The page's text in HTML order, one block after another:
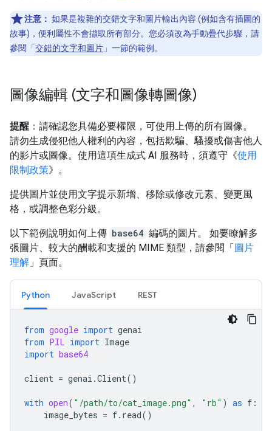
注意： 如果是複雜的交錯文字和圖片輸出內容 (例如含有插圖的
故事)，便利屬性不會擷取所有部分。您必須改為手動疊代步驟，請
參閱「 交錯的文字和圖片 」一節的範例。
圖像編輯 (文字和圖像轉圖像)
提醒 ：請確認您具備必要權限，可使用上傳的所有圖像。
請勿生成侵犯他人權利的內容，包括欺騙、騷擾或傷害他人
的影片或圖像。使用這項生成式 AI 服務時，須遵守《使用
限制政策》。
提供圖片並使用文字提示新增、移除或修改元素、變更風
格，或調整色彩分級。
以下範例說明如何上傳 base64 編碼的圖片。 如要瞭解多
張圖片、較大的酬載和支援的 MIME 類型，請參閱「圖片
理解 」頁面。
Python JavaScript REST
from google import genai
from PIL import Image
import base64
client = genai .Client()
with open( "/path/to/cat_image.png" , "rb" ) as f :
image_bytes = f. read()